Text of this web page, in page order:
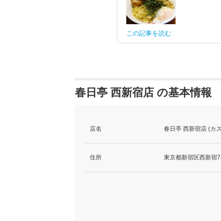
この記事を読む
春日亭 西新宿店 の基本情報
店名 春日亭 西新宿店 (カ
住所 東京都新宿区西新宿